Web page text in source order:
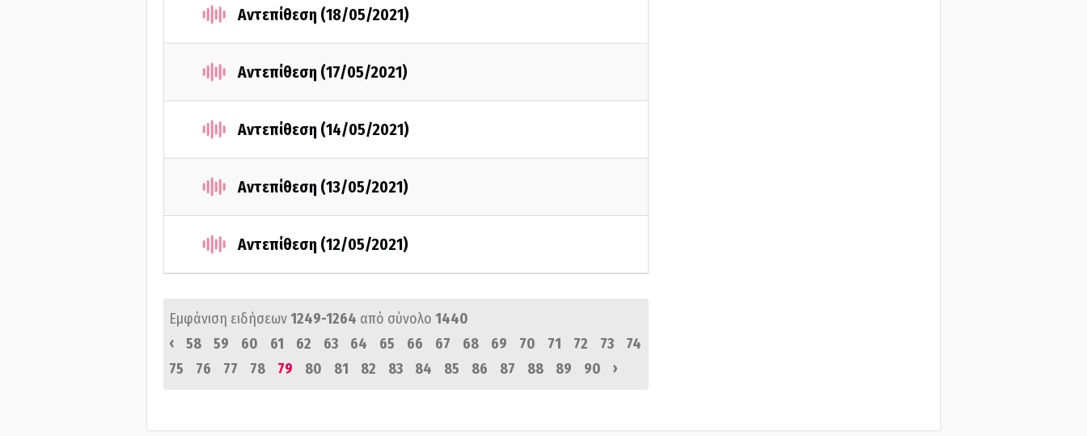
Αντεπίθεση (18/05/2021)
Αντεπίθεση (17/05/2021)
Αντεπίθεση (14/05/2021)
Αντεπίθεση (13/05/2021)
Αντεπίθεση (12/05/2021)
Εμφάνιση ειδήσεων1249-1264 από σύνολο 1440
‹
58 59 60 61 62 63 64 65 66 67 68 69 70 71 72 73
74
75
76 77 78 79 80 81 82 83 84 85 86 87 88 89 90 ›